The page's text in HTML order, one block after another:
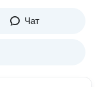
Чат